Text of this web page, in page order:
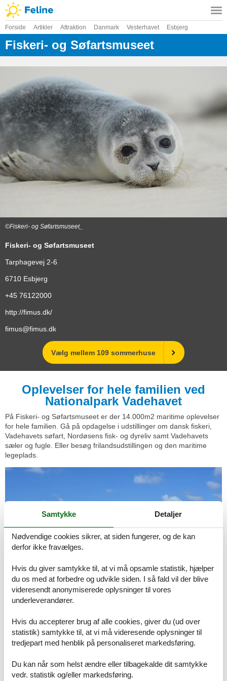
Forside Artikler Attraktion Danmark Vesterhavet Esbjerg
Fiskeri- og Søfartsmuseet
©Fiskeri- og Søfartsmuseet_
Fiskeri- og Søfartsmuseet
Tarphagevej 2-6
6710 Esbjerg
+45 76122000
http://fimus.dk/
fimus@fimus.dk
Vælg mellem 109 sommerhuse
Oplevelser for hele familien ved
Nationalpark Vadehavet
På Fiskeri- og Søfartsmuseet er der 14.000m2 maritime oplevelser
for hele familien. Gå på opdagelse i udstillinger om dansk fiskeri,
Vadehavets søfart, Nordøsens fisk- og dyreliv samt Vadehavets
sæler og fugle. Eller besøg frilandsudstillingen og den maritime
legeplads.
©Fiskeri- og Søfartsmuseet
I Fiskeri- og Søfartsmuseets Sælarium vises Vadehavets sæler –
klokken 14.30. Udstillingen ”Vadehavets Sæler” ligger i forbindelse
med Sælariet og fortæller via billeder, film og spil mere om de to
Samtykke Detaljer
Nødvendige cookies sikrer, at siden fungerer, og de kan
derfor ikke fravælges.
Hvis du giver samtykke til, at vi må opsamle statistik, hjælper
du os med at forbedre og udvikle siden. I så fald vil der blive
videresendt anonymiserede oplysninger til vores
underleverandører.
Hvis du accepterer brug af alle cookies, giver du (ud over
statistik) samtykke til, at vi må videresende oplysninger til
tredjepart med henblik på personaliseret markedsføring.
Du kan når som helst ændre eller tilbagekalde dit samtykke
vedr. statistik og/eller markedsføring.